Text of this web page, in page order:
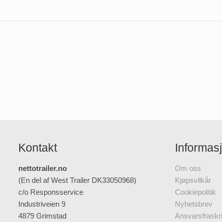
Kontakt
nettotrailer.no
(En del af West Trailer DK33050968)
c/o Responsservice
Industriveien 9
4879 Grimstad
Om oss
Kjøpsvilkår
Cookiepolitik
Nyhetsbrev